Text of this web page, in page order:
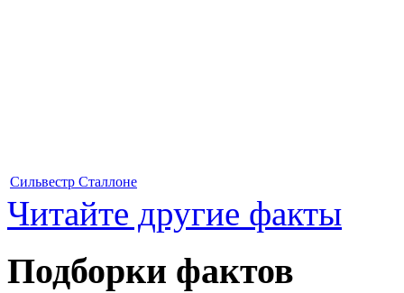
Сильвестр Сталлоне
Читайте другие факты
Подборки фактов